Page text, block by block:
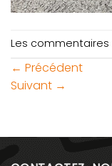
Les
← Précédent
Suivant →